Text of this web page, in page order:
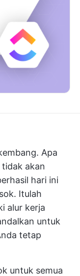
Apa
akan
hari ini
Itulah
alur kerja
untuk
tetap
untuk semua